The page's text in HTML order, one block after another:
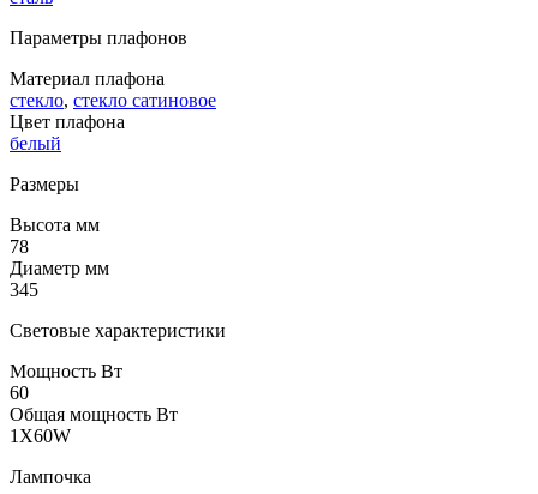
Параметры плафонов
Материал плафона
стекло, стекло сатиновое
Цвет плафона
белый
Размеры
Высота мм
78
Диаметр мм
345
Световые характеристики
Мощность Вт
60
Общая мощность Вт
1X60W
Лампочка